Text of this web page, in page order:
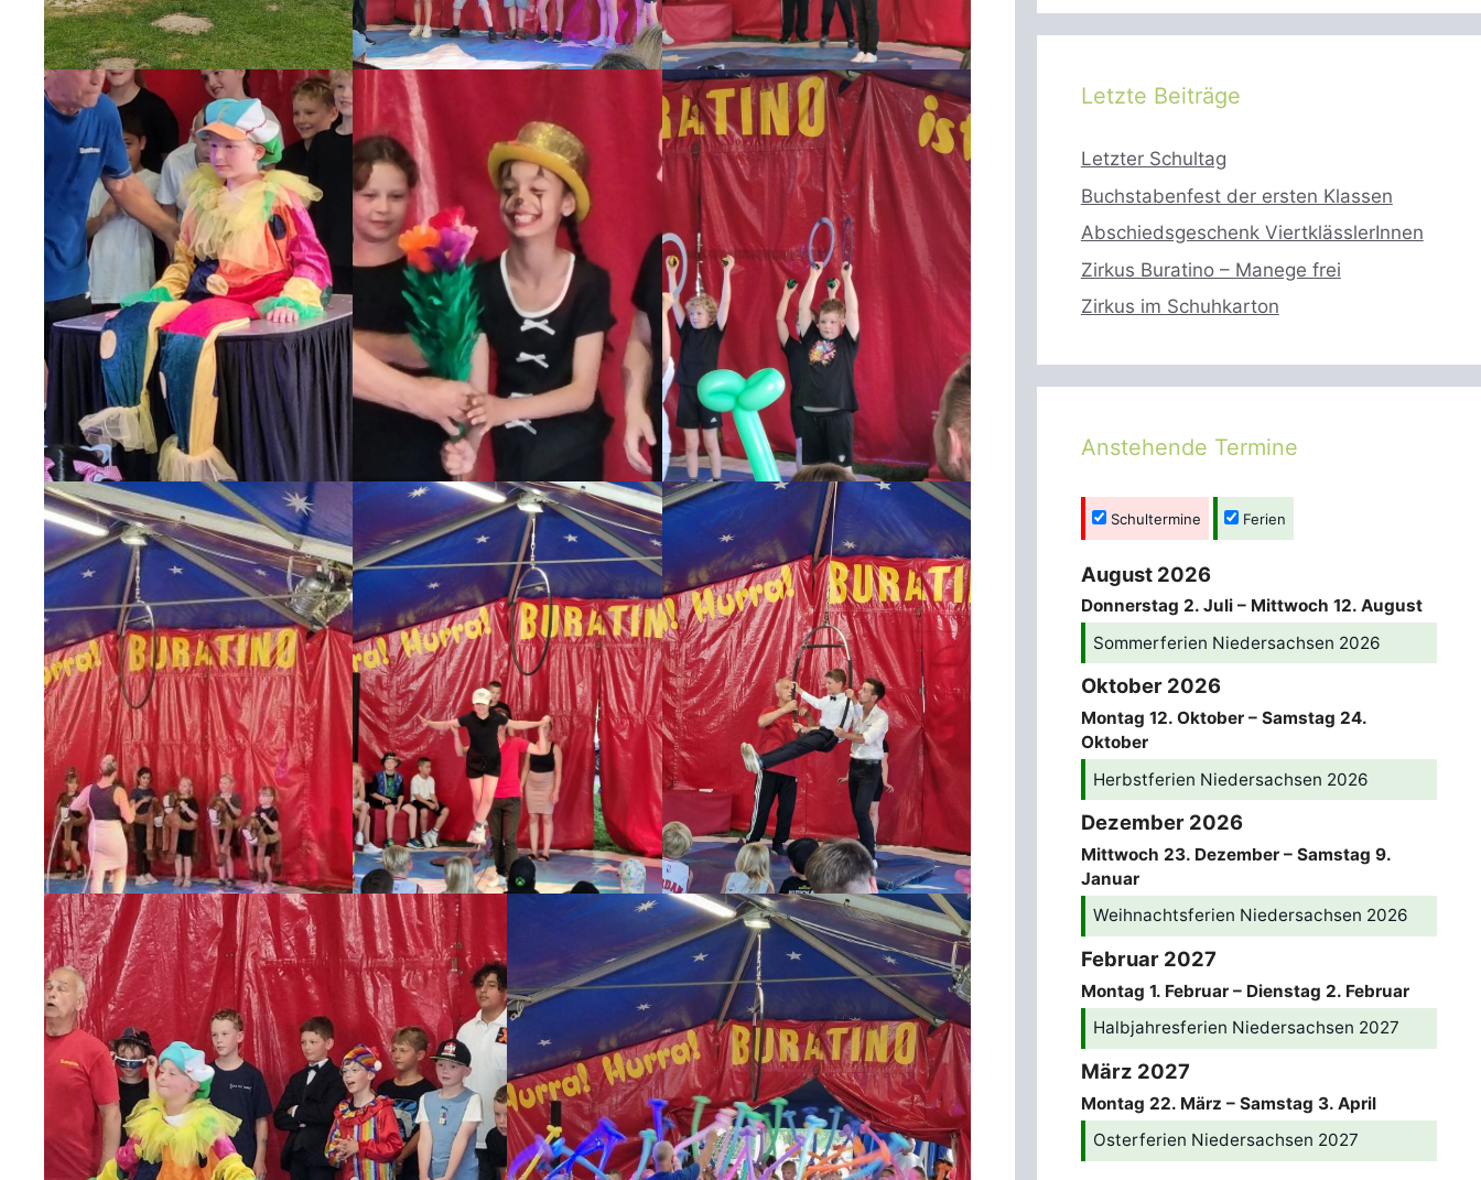
Letzte Beiträge
Letzter Schultag
Buchstabenfest der ersten Klassen
Abschiedsgeschenk ViertklässlerInnen
Zirkus Buratino – Manege frei
Zirkus im Schuhkarton
Anstehende Termine
Schultermine Ferien
August 2026
Donnerstag 2. Juli– Mittwoch 12. August
Sommerferien Niedersachsen 2026
Oktober 2026
Montag 12. Oktober– Samstag 24.
Oktober
Herbstferien Niedersachsen 2026
Dezember 2026
Mittwoch 23. Dezember– Samstag 9.
Januar
Weihnachtsferien Niedersachsen 2026
Februar 2027
Montag 1. Februar– Dienstag 2. Februar
Halbjahresferien Niedersachsen 2027
März 2027
Montag 22. März – Samstag 3. April
Osterferien Niedersachsen 2027